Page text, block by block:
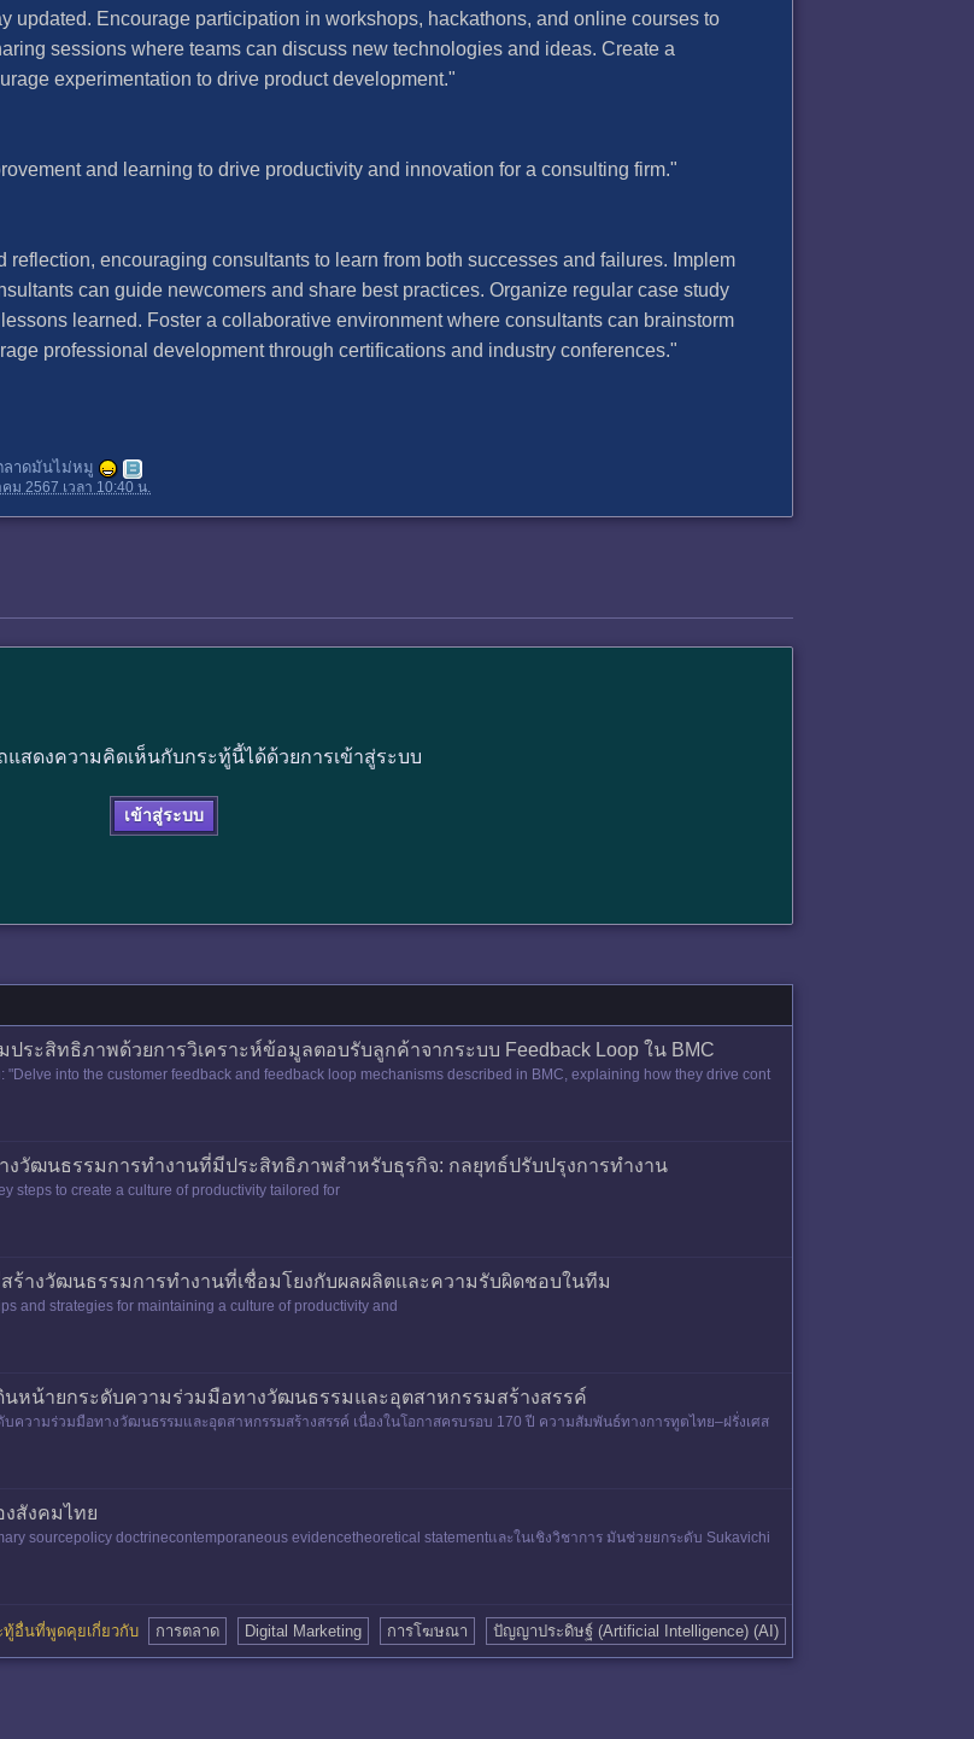
updated. Encourage participation in workshops, hackathons, and online courses to
sessions where teams can discuss new technologies and ideas. Create a
experimentation to drive product development."
and learning to drive productivity and innovation for a consulting firm."
encouraging consultants to learn from both successes and failures. Implem
can guide newcomers and share best practices. Organize regular case study
learned. Foster a collaborative environment where consultants can brainstorm
professional development through certifications and industry conferences."
ลาดมันไม่หมู
ม 2567 เวลา 10:40 น.
สดงความคิดเห็นกับกระทู้นี้ได้ด้วยการเข้าสู่ระบบ
เข้าสู่ระบบ
มประสิทธิภาพด้วยการวิเคราะห์ข้อมูลตอบรับลูกค้าจากระบบ Feedback Loop ใน BMC
into the customer feedback and feedback loop mechanisms described in BMC, explaining how they drive cont
างวัฒนธรรมการทำงานที่มีประสิทธิภาพสำหรับธุรกิจ: กลยุทธ์ปรับปรุงการทำงาน
steps to create a culture of productivity tailored for
สร้างวัฒนธรรมการทำงานที่เชื่อมโยงกับผลผลิตและความรับผิดชอบในทีม
and strategies for maintaining a culture of productivity and
นหน้ายกระดับความร่วมมือทางวัฒนธรรมและอุตสาหกรรมสร้างสรรค์
บความร่วมมือทางวัฒนธรรมและอุตสาหกรรมสร้างสรรค์ เนื่องในโอกาสครบรอบ 170 ปี ความสัมพันธ์ทางการทูตไทย–ฝรั่งเศส
สังคมไทย
sourcepolicy doctrinecontemporaneous evidencetheoretical statementและในเชิงวิชาการ มันช่วยยกระดับ Sukavichi
ทู้อื่นที่พูดคุยเกี่ยวกับ การตลาด Digital Marketing การโฆษณา ปัญญาประดิษฐ์ (Artificial Intelligence) (AI)